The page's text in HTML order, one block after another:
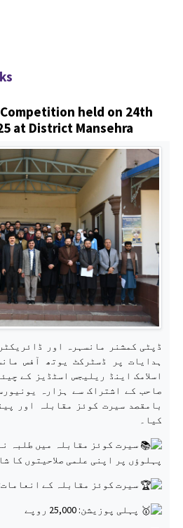
held on 24th
at District Mansehra
ڈپٹی کمشنر مانسہرہ اور
ہدایات پر ڈسٹرکٹ یوتھ آفس
اسلامک اینڈ ریلیجس اسٹڈیز کے
صاحب کے اشتراک سے ہزارہ
بامقصد سیرت کوئز مقابلہ اور
کیا۔
سیرت کوئز مقابلہ میں طلبہ
پہلوؤں پر اپنی علمی صلاحیتوں کا
سیرت کوئز مقابلہ کے انعامات:
پہلی پوزیشن: 25,000 روپے